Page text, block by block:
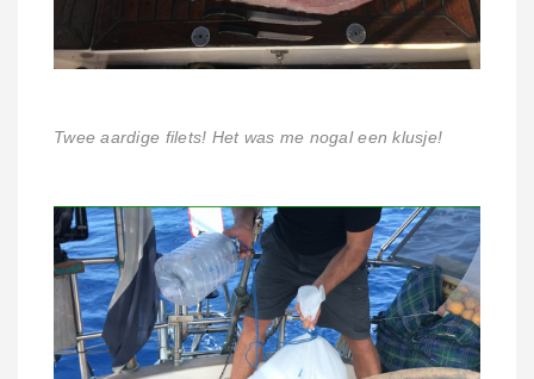
Twee aardige filets! Het was me nogal een klusje!